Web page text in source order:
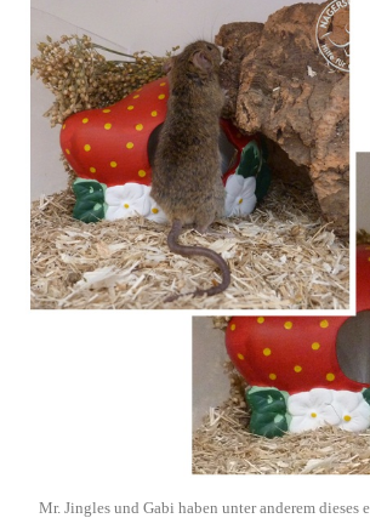
Mr. Jingles und Gabi haben unter anderem dieses